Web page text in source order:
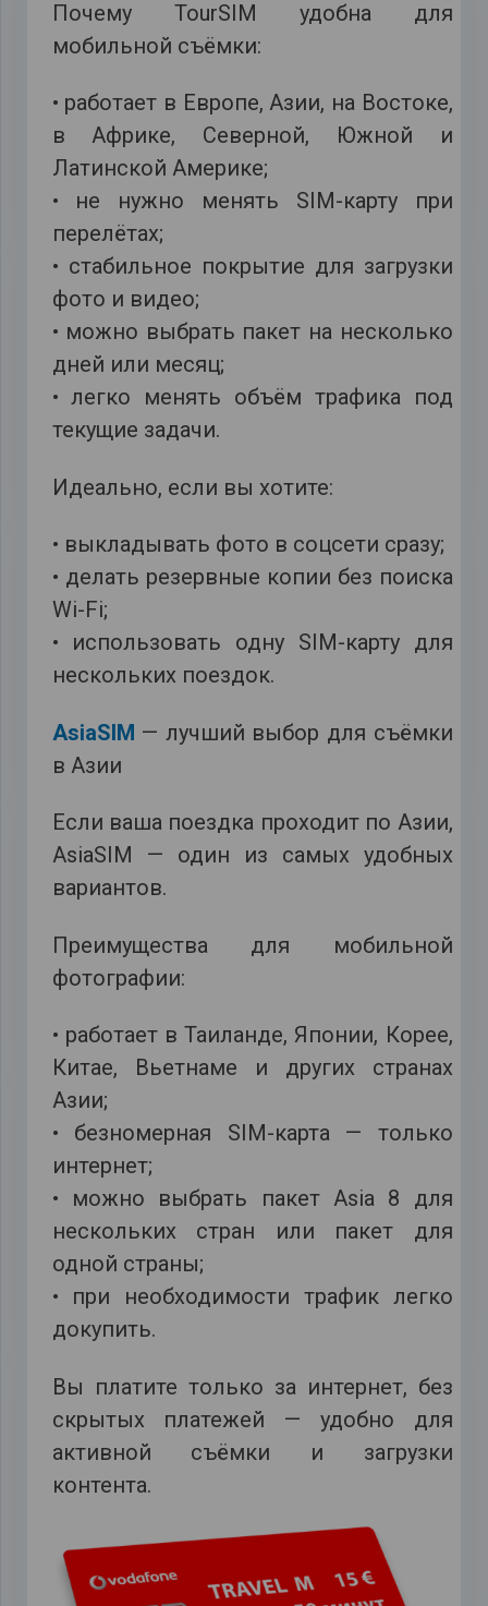
Почему TourSIM удобна для
мобильной съёмки:
• работает в Европе, Азии, на Востоке,
в Африке, Северной, Южной и
Латинской Америке;
• не нужно менять SIM-карту при
перелётах;
• стабильное покрытие для загрузки
фото и видео;
• можно выбрать пакет на несколько
дней или месяц;
• легко менять объём трафика под
текущие задачи.
Идеально, если вы хотите:
• выкладывать фото в соцсети сразу;
• делать резервные копии без поиска
Wi-Fi;
• использовать одну SIM-карту для
нескольких поездок.
AsiaSIM — лучший выбор для съёмки
в Азии
Если ваша поездка проходит по Азии,
AsiaSIM — один из самых удобных
вариантов.
Преимущества для мобильной
фотографии:
• работает в Таиланде, Японии, Корее,
Китае, Вьетнаме и других странах
Азии;
• безномерная SIM-карта — только
интернет;
• можно выбрать пакет Asia 8 для
нескольких стран или пакет для
одной страны;
• при необходимости трафик легко
докупить.
Вы платите только за интернет, без
скрытых платежей — удобно для
активной съёмки и загрузки
контента.